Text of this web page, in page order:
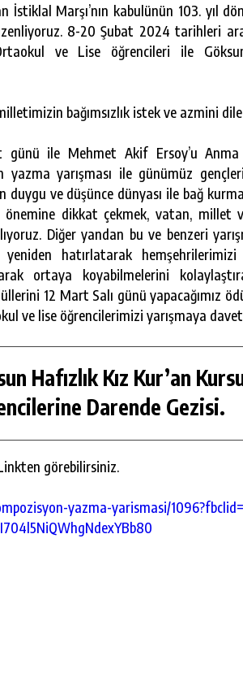
Marşı’nın kabulünün 103. yıl
8-20 Şubat 2024 tarihleri
ve Lise öğrencileri ile
bağımsızlık istek ve azmini
günü ile Mehmet Akif Ersoy’u
yazma yarışması ile günümüz
duygu ve düşünce dünyası ile bağ
dikkat çekmek, vatan, millet
Diğer yandan bu ve benzeri
hatırlatarak
ortaya koyabilmelerini
12 Mart Salı günü yapacağımız
ve lise öğrencilerimizi yarışmaya
Hafızlık Kız Kur’an
Darende Gezisi.
görebilirsiniz.
yazma-yarismasi/